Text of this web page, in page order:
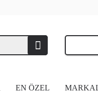
EN ÖZEL